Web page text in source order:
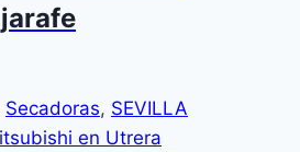
Secadoras, SEVILLA